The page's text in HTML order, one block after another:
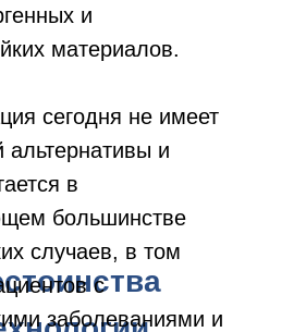
и
материалов.
сегодня не имеет
альтернативы и
в
большинстве
случаев, в том
с
заболеваниями и